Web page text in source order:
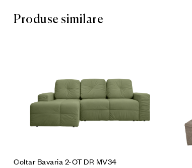
Produse similare
Coltar Bavaria 2-OT DR MV34